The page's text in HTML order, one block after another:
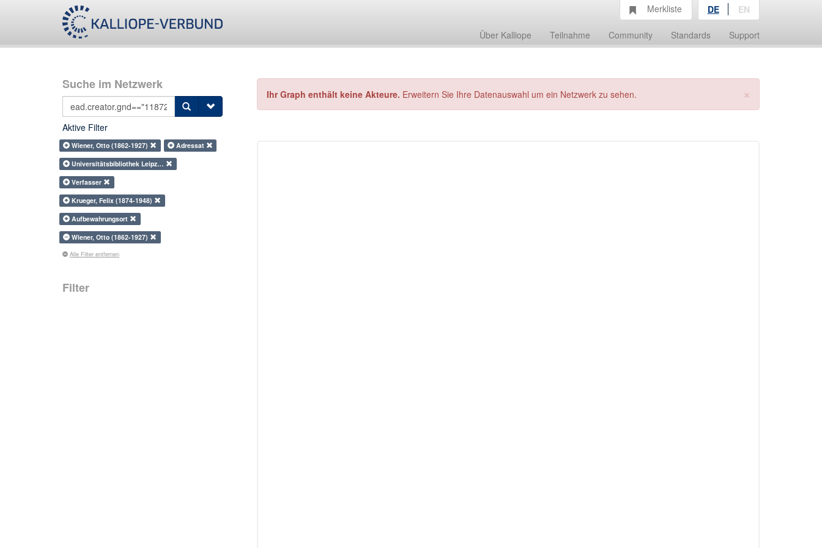
Über Kalliope Teilnahme Community Standards Support
Merkliste DE EN
Suche im Netzwerk
Aktive Filter
Wiener, Otto (1862-1927)
Adressat
Universitätsbibliothek Leipz…
Verfasser
Krueger, Felix (1874-1948)
Aufbewahrungsort
Wiener, Otto (1862-1927)
Alle Filter entfernen
Filter
×
Ihr Graph enthält keine Akteure. Erweitern Sie Ihre Datenauswahl um ein Netzwerk zu sehen.